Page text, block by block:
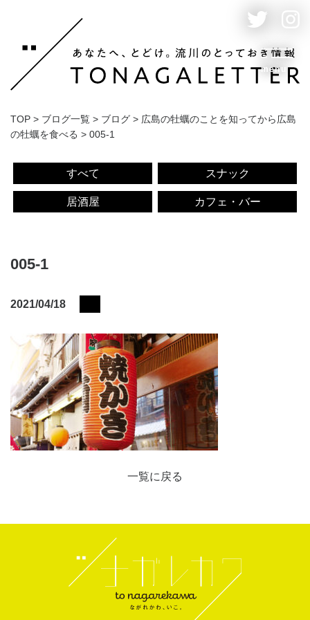
menu
TOP > ブログ一覧 > ブログ > 広島の牡蠣のことを知ってから広島
の牡蠣を食べる > 005-1
すべて スナック
居酒屋 カフェ・バー
005-1
2021/04/18
一覧に戻る